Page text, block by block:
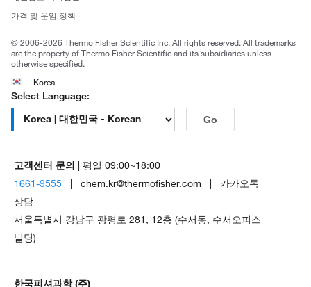
가격 및 운임 정책
© 2006-2026 Thermo Fisher Scientific Inc. All rights reserved. All trademarks
are the property of Thermo Fisher Scientific and its subsidiaries unless
otherwise specified.
Korea
Select Language:
Go
고객센터 문의 | 평일 09:00~18:00
1661-9555 | chem.kr@thermofisher.com | 카카오톡
상담
서울특별시 강남구 광평로 281, 12층 (수서동, 수서오피스
빌딩)
한국피셔과학 (주)